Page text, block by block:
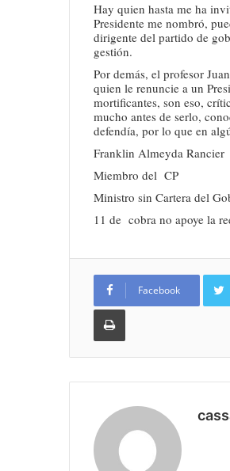
Hay quien hasta me ha
Presidente me nombró,
dirigente del partido de
gestión.
Por demás, el profesor
quien le renuncie a un
mortificantes, son eso,
mucho antes de serlo,
defendía, por lo que en
Franklin Almeyda Rancier
Miembro del CP
Ministro sin Cartera del
11 de cobra no apoye la
Facebook
Imprimir